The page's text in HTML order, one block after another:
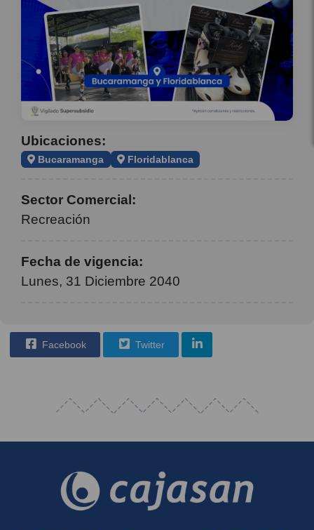
Ubicaciones:
Bucaramanga Floridablanca
Sector Comercial:
Recreación
Fecha de vigencia:
Lunes, 31 Diciembre 2040
Facebook Twitter